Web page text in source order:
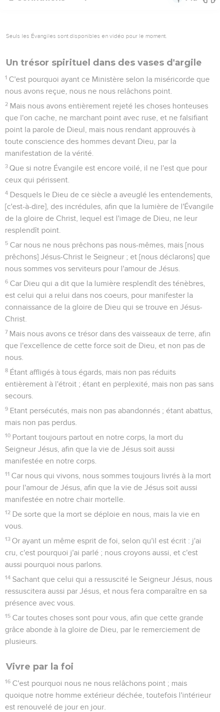
Seuls les Évangiles sont disponibles en vidéo pour le moment.
Un trésor spirituel dans des vases d'argile
1 C'est pourquoi ayant ce Ministère selon la miséricorde que
nous avons reçue, nous ne nous relâchons point.
2 Mais nous avons entièrement rejeté les choses honteuses
que l'on cache, ne marchant point avec ruse, et ne falsifiant
point la parole de Dieul, mais nous rendant approuvés à
toute conscience des hommes devant Dieu, par la
manifestation de la vérité.
3 Que si notre Évangile est encore voilé, il ne l'est que pour
ceux qui périssent.
4 Desquels le Dieu de ce siècle a aveuglé les entendements,
[c'est-à-dire], des incrédules, afin que la lumière de l'Évangile
de la gloire de Christ, lequel est l'image de Dieu, ne leur
resplendît point.
5 Car nous ne nous prêchons pas nous-mêmes, mais [nous
prêchons] Jésus-Christ le Seigneur ; et [nous déclarons] que
nous sommes vos serviteurs pour l'amour de Jésus.
6 Car Dieu qui a dit que la lumière resplendît des ténèbres,
est celui qui a relui dans nos coeurs, pour manifester la
connaissance de la gloire de Dieu qui se trouve en Jésus-
Christ.
7 Mais nous avons ce trésor dans des vaisseaux de terre, afin
que l'excellence de cette force soit de Dieu, et non pas de
nous.
8 Étant affligés à tous égards, mais non pas réduits
entièrement à l'étroit ; étant en perplexité, mais non pas sans
secours.
9 Etant persécutés, mais non pas abandonnés ; étant abattus,
mais non pas perdus.
10 Portant toujours partout en notre corps, la mort du
Seigneur Jésus, afin que la vie de Jésus soit aussi
manifestée en notre corps.
11 Car nous qui vivons, nous sommes toujours livrés à la mort
pour l'amour de Jésus, afin que la vie de Jésus soit aussi
manifestée en notre chair mortelle.
12 De sorte que la mort se déploie en nous, mais la vie en
vous.
13 Or ayant un même esprit de foi, selon qu'il est écrit : j'ai
cru, c'est pourquoi j'ai parlé ; nous croyons aussi, et c'est
aussi pourquoi nous parlons.
14 Sachant que celui qui a ressuscité le Seigneur Jésus, nous
ressuscitera aussi par Jésus, et nous fera comparaître en sa
présence avec vous.
15 Car toutes choses sont pour vous, afin que cette grande
grâce abonde à la gloire de Dieu, par le remerciement de
plusieurs.
Vivre par la foi
16 C'est pourquoi nous ne nous relâchons point ; mais
quoique notre homme extérieur déchée, toutefois l'intérieur
est renouvelé de jour en jour.